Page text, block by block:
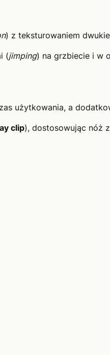
) z teksturowaniem
(jimping) na grzbiecie i w
użytkowania, a
clip), dostosowując nóż